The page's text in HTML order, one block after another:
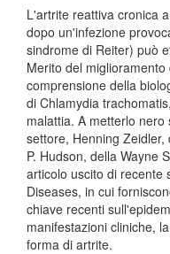
L'artrite reattiva cronica
dopo un'infezione
sindrome di Reiter) può
Merito del
comprensione della
di Chlamydia
malattia. A metterlo
settore, Henning Zeidler,
P. Hudson, della Wayne
articolo uscito di recente
Diseases, in cui
chiave recenti
manifestazioni cliniche,
forma di artrite.